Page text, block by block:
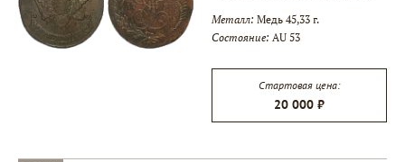
Металл: Медь 45,33 г.
Состояние: AU 53
Стартовая цена:
20 000 ₽